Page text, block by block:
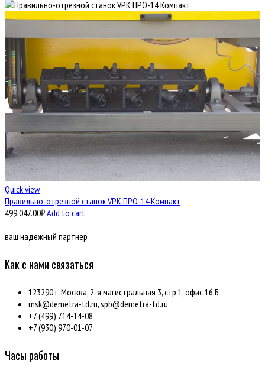
Quick view
Правильно-отрезной станок VPK ПРО-14 Компакт
499,047.00₽Add to cart
ваш надежный партнер
Как с нами связаться
123290 г. Москва, 2-я магистральная 3, стр 1, офис 16 Б
msk@demetra-td.ru, spb@demetra-td.ru
+7 (499) 714-14-08
+7 (930) 970-01-07
Часы работы